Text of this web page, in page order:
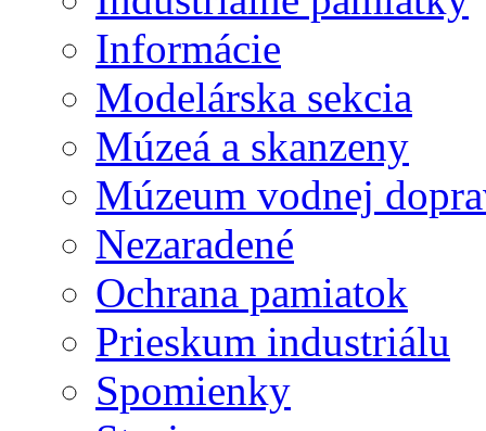
Informácie
Modelárska sekcia
Múzeá a skanzeny
Múzeum vodnej
Nezaradené
Ochrana pamiatok
Prieskum industriálu
Spomienky